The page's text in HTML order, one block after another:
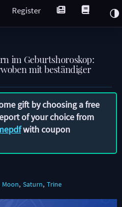
Register
im Geburtshoroskop:
mit beständiger
gift by choosing a free
of your choice from
with coupon
Moon Saturn Trine